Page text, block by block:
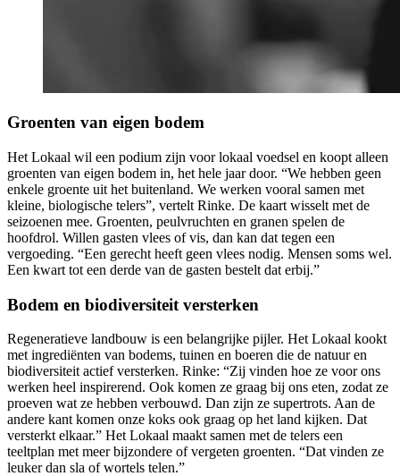
Groenten van eigen bodem
Het Lokaal wil een podium zijn voor lokaal voedsel en koopt alleen
groenten van eigen bodem in, het hele jaar door. “We hebben geen
enkele groente uit het buitenland. We werken vooral samen met
kleine, biologische telers”, vertelt Rinke. De kaart wisselt met de
seizoenen mee. Groenten, peulvruchten en granen spelen de
hoofdrol. Willen gasten vlees of vis, dan kan dat tegen een
vergoeding. “Een gerecht heeft geen vlees nodig. Mensen soms wel.
Een kwart tot een derde van de gasten bestelt dat erbij.”
Bodem en biodiversiteit versterken
Regeneratieve landbouw is een belangrijke pijler. Het Lokaal kookt
met ingrediënten van bodems, tuinen en boeren die de natuur en
biodiversiteit actief versterken. Rinke: “Zij vinden hoe ze voor ons
werken heel inspirerend. Ook komen ze graag bij ons eten, zodat ze
proeven wat ze hebben verbouwd. Dan zijn ze supertrots. Aan de
andere kant komen onze koks ook graag op het land kijken. Dat
versterkt elkaar.” Het Lokaal maakt samen met de telers een
teeltplan met meer bijzondere of vergeten groenten. “Dat vinden ze
leuker dan sla of wortels telen.”